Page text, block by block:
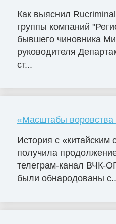
Как выяснил
группы компаний
бывшего чиновника
руководителя
ст...
«Масштабы воровства
История с «китайским
получила
телеграм-канал ВЧК-
были обнародованы